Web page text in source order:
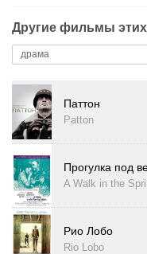
Другие фильмы
драма
Паттон
Patton
Прогулка под
A Walk in the
Рио Лобо
Rio Lobo